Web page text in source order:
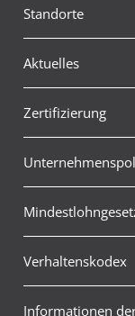
Standorte
Aktuelles
Zertifizierung
Verhaltenskodex
Informationen